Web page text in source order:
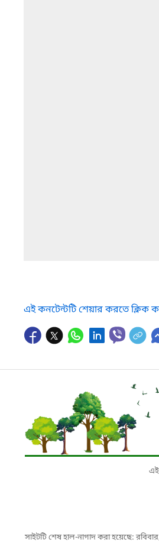
এই কনটেন্টটি শেয়ার করতে ক্লিক
এই
সাইটটি শেষ হাল-নাগাদ করা হয়েছে: